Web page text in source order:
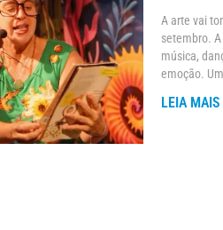
A arte vai
setembro.
música,
emoção.
LEIA MAIS